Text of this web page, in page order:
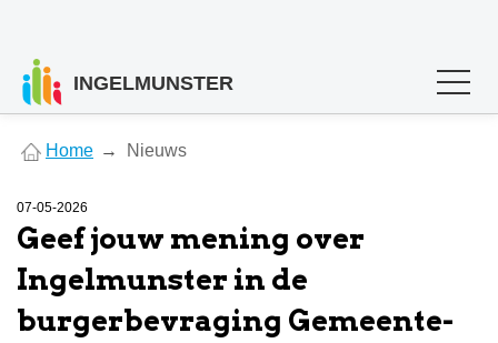
INGELMUNSTER
are
Home Nieuws
07-05-2026
Geef jouw mening over
Ingelmunster in de
burgerbevraging Gemeente-